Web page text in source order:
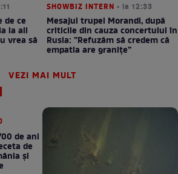
de ce
la all
vrea să
SHOWBIZ INTERN • la 12:33
Mesajul trupei Morandi, după
criticile din cauza concertului în
Rusia: ”Refuzăm să credem că
empatia are granițe”
VEZI MAI MULT
de ani
de
şi